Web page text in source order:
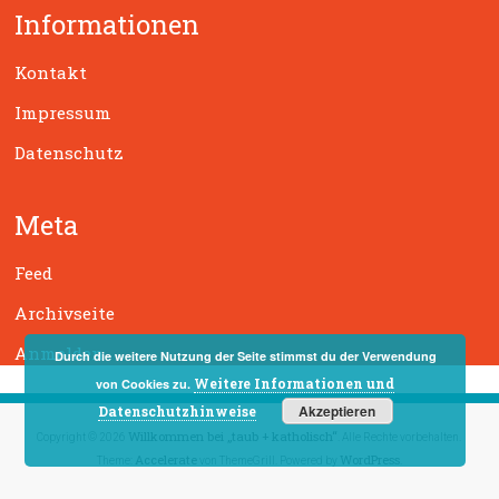
e
n
Informationen
Kontakt
Impressum
Datenschutz
Meta
Feed
Archivseite
Anmelden
Durch die weitere Nutzung der Seite stimmst du der Verwendung
von Cookies zu. Weitere Informationen und
Datenschutzhinweise
Akzeptieren